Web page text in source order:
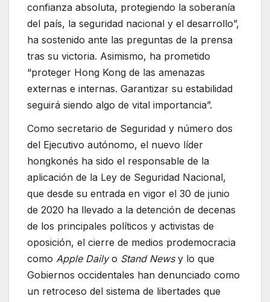
confianza absoluta, protegiendo la soberanía
del país, la seguridad nacional y el desarrollo”,
ha sostenido ante las preguntas de la prensa
tras su victoria. Asimismo, ha prometido
“proteger Hong Kong de las amenazas
externas e internas. Garantizar su estabilidad
seguirá siendo algo de vital importancia”.
Como secretario de Seguridad y número dos
del Ejecutivo autónomo, el nuevo líder
hongkonés ha sido el responsable de la
aplicación de la Ley de Seguridad Nacional,
que desde su entrada en vigor el 30 de junio
de 2020 ha llevado a la detención de decenas
de los principales políticos y activistas de
oposición, el cierre de medios prodemocracia
como Apple Dailyo Stand Newsy lo que
Gobiernos occidentales han denunciado como
un retroceso del sistema de libertades que